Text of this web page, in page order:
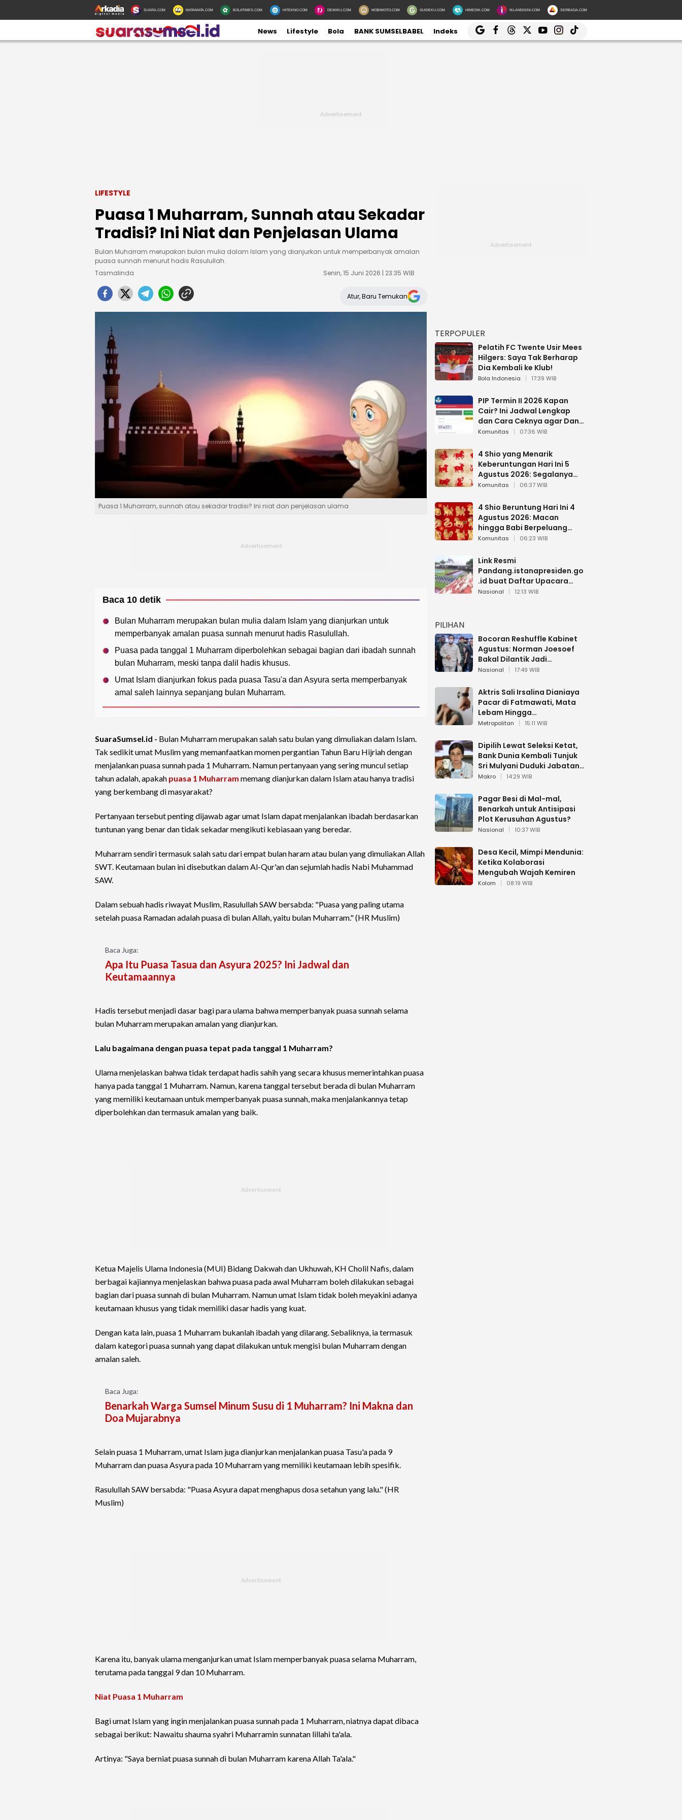
SUARA.COM MATAMATA.COM BOLATIMES.COM HITEKNO.COM DEWIKU.COM MOBIMOTO.COM GUIDEKU.COM HIMEDIK.COM IKLANDISINI.COM SERBADA.COM
News Lifestyle Bola BANK SUMSELBABEL Indeks
LIFESTYLE
Puasa 1 Muharram, Sunnah atau Sekadar
Tradisi? Ini Niat dan Penjelasan Ulama
Bulan Muharram merupakan bulan mulia dalam Islam yang dianjurkan untuk memperbanyak amalan
puasa sunnah menurut hadis Rasulullah.
Tasmalinda
Senin, 15 Juni 2026 | 23:35 WIB
Atur, Baru Temukan
Puasa 1 Muharram, sunnah atau sekadar tradisi? Ini niat dan penjelasan ulama
Baca 10 detik
Bulan Muharram merupakan bulan mulia dalam Islam yang dianjurkan untuk
memperbanyak amalan puasa sunnah menurut hadis Rasulullah.
Puasa pada tanggal 1 Muharram diperbolehkan sebagai bagian dari ibadah sunnah
bulan Muharram, meski tanpa dalil hadis khusus.
Umat Islam dianjurkan fokus pada puasa Tasu'a dan Asyura serta memperbanyak
amal saleh lainnya sepanjang bulan Muharram.
SuaraSumsel.id - Bulan Muharram merupakan salah satu bulan yang dimuliakan dalam Islam.
Tak sedikit umat Muslim yang memanfaatkan momen pergantian Tahun Baru Hijriah dengan
menjalankan puasa sunnah pada 1 Muharram. Namun pertanyaan yang sering muncul setiap
tahun adalah, apakah puasa 1 Muharram memang dianjurkan dalam Islam atau hanya tradisi
yang berkembang di masyarakat?
Pertanyaan tersebut penting dijawab agar umat Islam dapat menjalankan ibadah berdasarkan
tuntunan yang benar dan tidak sekadar mengikuti kebiasaan yang beredar.
Muharram sendiri termasuk salah satu dari empat bulan haram atau bulan yang dimuliakan Allah
SWT. Keutamaan bulan ini disebutkan dalam Al-Qur'an dan sejumlah hadis Nabi Muhammad
SAW.
Dalam sebuah hadis riwayat Muslim, Rasulullah SAW bersabda: "Puasa yang paling utama
setelah puasa Ramadan adalah puasa di bulan Allah, yaitu bulan Muharram." (HR Muslim)
Baca Juga:
Apa Itu Puasa Tasua dan Asyura 2025? Ini Jadwal dan
Keutamaannya
Hadis tersebut menjadi dasar bagi para ulama bahwa memperbanyak puasa sunnah selama
bulan Muharram merupakan amalan yang dianjurkan.
Lalu bagaimana dengan puasa tepat pada tanggal 1 Muharram?
Ulama menjelaskan bahwa tidak terdapat hadis sahih yang secara khusus memerintahkan puasa
hanya pada tanggal 1 Muharram. Namun, karena tanggal tersebut berada di bulan Muharram
yang memiliki keutamaan untuk memperbanyak puasa sunnah, maka menjalankannya tetap
diperbolehkan dan termasuk amalan yang baik.
Ketua Majelis Ulama Indonesia (MUI) Bidang Dakwah dan Ukhuwah, KH Cholil Nafis, dalam
berbagai kajiannya menjelaskan bahwa puasa pada awal Muharram boleh dilakukan sebagai
bagian dari puasa sunnah di bulan Muharram. Namun umat Islam tidak boleh meyakini adanya
keutamaan khusus yang tidak memiliki dasar hadis yang kuat.
Dengan kata lain, puasa 1 Muharram bukanlah ibadah yang dilarang. Sebaliknya, ia termasuk
dalam kategori puasa sunnah yang dapat dilakukan untuk mengisi bulan Muharram dengan
amalan saleh.
Baca Juga:
Benarkah Warga Sumsel Minum Susu di 1 Muharram? Ini Makna dan
Doa Mujarabnya
Selain puasa 1 Muharram, umat Islam juga dianjurkan menjalankan puasa Tasu'a pada 9
Muharram dan puasa Asyura pada 10 Muharram yang memiliki keutamaan lebih spesifik.
Rasulullah SAW bersabda: "Puasa Asyura dapat menghapus dosa setahun yang lalu." (HR
Muslim)
Karena itu, banyak ulama menganjurkan umat Islam memperbanyak puasa selama Muharram,
terutama pada tanggal 9 dan 10 Muharram.
Niat Puasa 1 Muharram
Bagi umat Islam yang ingin menjalankan puasa sunnah pada 1 Muharram, niatnya dapat dibaca
sebagai berikut: Nawaitu shauma syahri Muharramin sunnatan lillahi ta'ala.
Artinya: "Saya berniat puasa sunnah di bulan Muharram karena Allah Ta'ala."
TERPOPULER
Pelatih FC Twente Usir Mees
Hilgers: Saya Tak Berharap
Dia Kembali ke Klub!
Bola Indonesia 17:39 WIB
PIP Termin II 2026 Kapan
Cair? Ini Jadwal Lengkap
dan Cara Ceknya agar Dana
Tidak Hangus!
Komunitas 07:36 WIB
4 Shio yang Menarik
Keberuntungan Hari Ini 5
Agustus 2026: Segalanya
Berjalan Lancar
Komunitas 06:37 WIB
4 Shio Beruntung Hari Ini 4
Agustus 2026: Macan
hingga Babi Berpeluang
Dapat Kabar Baik
Komunitas 06:23 WIB
Link Resmi
Pandang.istanapresiden.go
.id buat Daftar Upacara
Bendera HUT RI di Istana
Nasional 12:13 WIB
PILIHAN
Bocoran Reshuffle Kabinet
Agustus: Norman Joesoef
Bakal Dilantik Jadi
Wamenhan RI
Nasional 17:49 WIB
Aktris Sali Irsalina Dianiaya
Pacar di Fatmawati, Mata
Lebam Hingga
Diselamatkan Polantas
Metropolitan 15:11 WIB
Dipilih Lewat Seleksi Ketat,
Bank Dunia Kembali Tunjuk
Sri Mulyani Duduki Jabatan
Strategis
Makro 14:29 WIB
Pagar Besi di Mal-mal,
Benarkah untuk Antisipasi
Plot Kerusuhan Agustus?
Nasional 10:37 WIB
Desa Kecil, Mimpi Mendunia:
Ketika Kolaborasi
Mengubah Wajah Kemiren
Kolom 08:19 WIB